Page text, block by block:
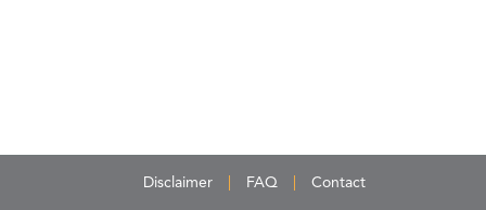
Disclaimer FAQ Contact